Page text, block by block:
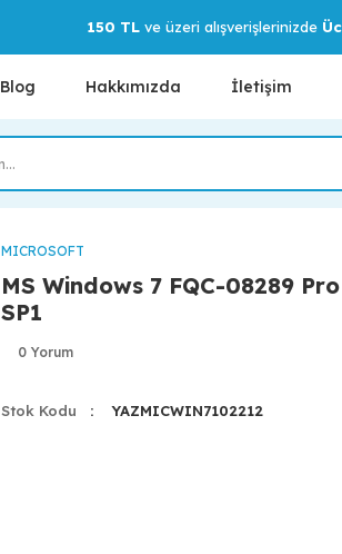
150 TLve üzeri alışverişlerinizde
Blog Hakkımızda İletişim
MICROSOFT
MS Windows 7 FQC-08289
SP1
0 Yorum
Stok Kodu YAZMICWIN7102212